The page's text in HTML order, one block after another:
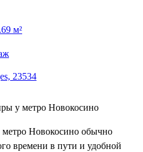
м²
23534
у метро Новокосино
Новокосино обычно
времени в пути и удобной